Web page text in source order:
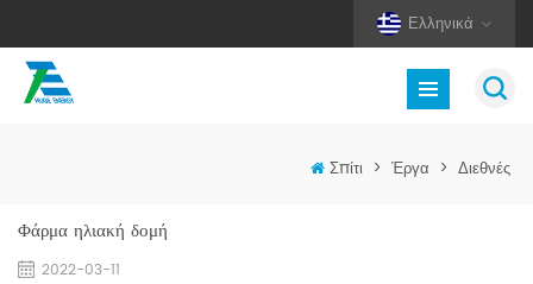
Ελληνικά
Σπίτι > Έργα > Διεθνές
Φάρμα ηλιακή δομή
2022-03-11